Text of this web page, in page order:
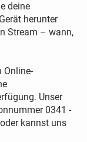
deine
herunter
Stream – wann,
Online-
Unser
0341 -
kannst uns